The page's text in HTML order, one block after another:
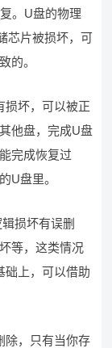
。U盘的物理
芯片被损坏，可
的。
损坏，可以被正
他盘，完成U盘
完成恢复过
U盘里。
损坏有误删
等，这类情况
础上，可以借助
除，只有当你存